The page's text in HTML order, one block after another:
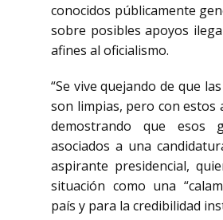
conocidos públicamente
sobre posibles apoyos
afines al oficialismo.
“Se vive quejando de que
son limpias, pero con estos
demostrando que esos
asociados a una
aspirante presidencial,
situación como una
país y para la credibilidad